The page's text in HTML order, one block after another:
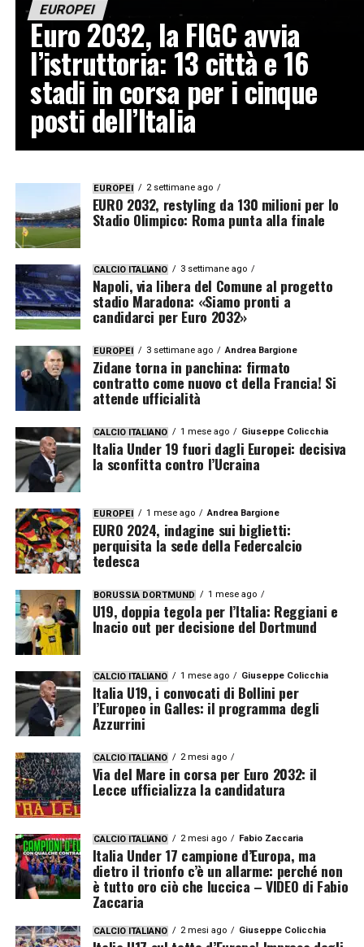
EUROPEI
Euro 2032, la FIGC avvia
l’istruttoria: 13 città e 16
stadi in corsa per i cinque
posti dell’Italia
EUROPEI 2 settimane ago
EURO 2032, restyling da 130 milioni per lo
Stadio Olimpico: Roma punta alla finale
CALCIO ITALIANO 3 settimane ago
Napoli, via libera del Comune al progetto
stadio Maradona: «Siamo pronti a
candidarci per Euro 2032»
EUROPEI 3 settimane ago Andrea Bargione
Zidane torna in panchina: firmato
contratto come nuovo ct della Francia! Si
attende ufficialità
CALCIO ITALIANO 1 mese ago Giuseppe Colicchia
Italia Under 19 fuori dagli Europei: decisiva
la sconfitta contro l’Ucraina
EUROPEI 1 mese ago Andrea Bargione
EURO 2024, indagine sui biglietti:
perquisita la sede della Federcalcio
tedesca
BORUSSIA DORTMUND 1 mese ago
U19, doppia tegola per l’Italia: Reggiani e
Inacio out per decisione del Dortmund
CALCIO ITALIANO 1 mese ago Giuseppe Colicchia
Italia U19, i convocati di Bollini per
l’Europeo in Galles: il programma degli
Azzurrini
CALCIO ITALIANO 2 mesi ago
Via del Mare in corsa per Euro 2032: il
Lecce ufficializza la candidatura
CALCIO ITALIANO 2 mesi ago Fabio Zaccaria
Italia Under 17 campione d’Europa, ma
dietro il trionfo c’è un allarme: perché non
è tutto oro ciò che luccica – VIDEO di Fabio
Zaccaria
CALCIO ITALIANO 2 mesi ago Giuseppe Colicchia